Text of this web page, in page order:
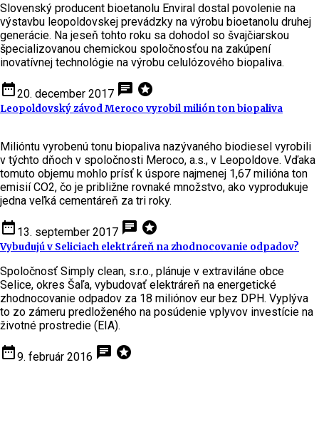
Slovenský producent bioetanolu Enviral dostal povolenie na
výstavbu leopoldovskej prevádzky na výrobu bioetanolu druhej
generácie. Na jeseň tohto roku sa dohodol so švajčiarskou
špecializovanou chemickou spoločnosťou na zakúpení
inovatívnej technológie na výrobu celulózového biopaliva.
date_range20. december 2017 chat stars
Leopoldovský závod Meroco vyrobil milión ton biopaliva
Milióntu vyrobenú tonu biopaliva nazývaného biodiesel vyrobili
v týchto dňoch v spoločnosti Meroco, a.s., v Leopoldove. Vďaka
tomuto objemu mohlo prísť k úspore najmenej 1,67 milióna ton
emisií CO2, čo je približne rovnaké množstvo, ako vyprodukuje
jedna veľká cementáreň za tri roky.
date_range 13. september 2017 chat stars
Vybudujú v Seliciach elektráreň na zhodnocovanie odpadov?
Spoločnosť Simply clean, s.r.o., plánuje v extraviláne obce
Selice, okres Šaľa, vybudovať elektráreň na energetické
zhodnocovanie odpadov za 18 miliónov eur bez DPH. Vyplýva
to zo zámeru predloženého na posúdenie vplyvov investície na
životné prostredie (EIA).
date_range9. február 2016 chat stars